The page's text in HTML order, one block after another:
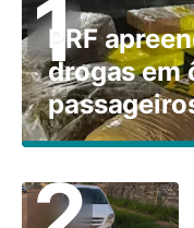
PRF
drogas em